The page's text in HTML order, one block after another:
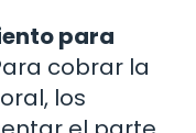
para
cobrar la
los